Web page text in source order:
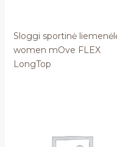
Sloggi sportinė
women mOve FLEX
LongTop